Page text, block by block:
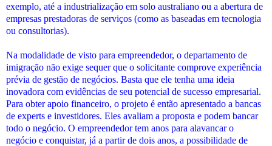
exemplo, até a industrialização em solo australiano ou a abertura de
empresas prestadoras de serviços (como as baseadas em tecnologia
ou consultorias).
Na modalidade de visto para empreendedor, o departamento de
imigração não exige sequer que o solicitante comprove experiência
prévia de gestão de negócios. Basta que ele tenha uma ideia
inovadora com evidências de seu potencial de sucesso empresarial.
Para obter apoio financeiro, o projeto é então apresentado a bancas
de experts e investidores. Eles avaliam a proposta e podem bancar
todo o negócio. O empreendedor tem anos para alavancar o
negócio e conquistar, já a partir de dois anos, a possibilidade de